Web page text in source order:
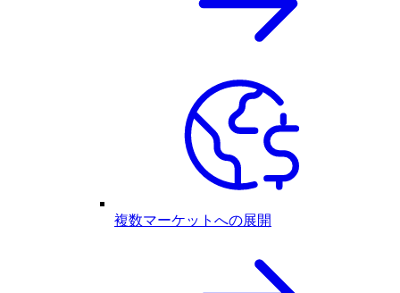
複数マーケットへの展開